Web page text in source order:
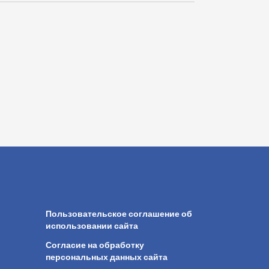
Пользовательское соглашение об
использовании сайта
Согласие на обработку
персональных данных сайта